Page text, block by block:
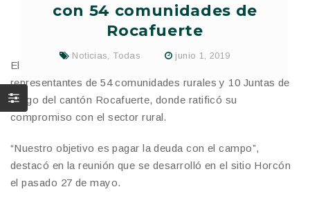
con 54 comunidades de
Rocafuerte
Noticias Todas junio 1, 2019
El prefecto de Manabí, Leonardo Orlando, se reunió con
representantes de 54 comunidades rurales y 10 Juntas de
Riego del cantón Rocafuerte, donde ratificó su
compromiso con el sector rural.
“Nuestro objetivo es pagar la deuda con el campo”,
destacó en la reunión que se desarrolló en el sitio Horcón
el pasado 27 de mayo.